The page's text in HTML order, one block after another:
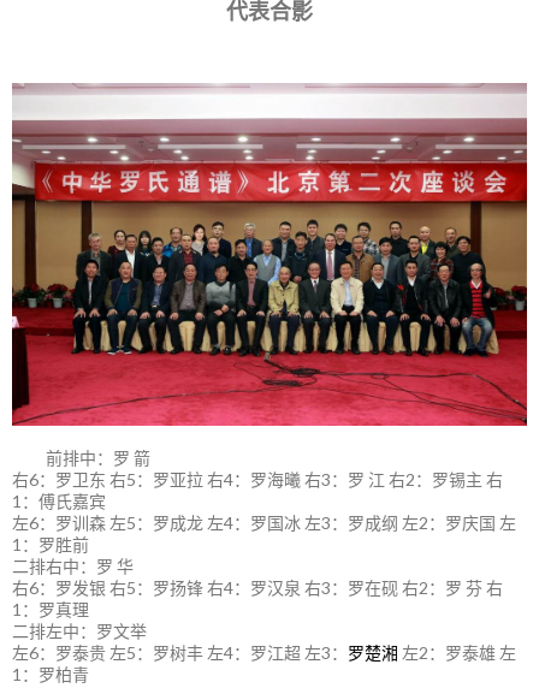
代表合影
前排中：罗 箭
右6：罗卫东 右5：罗亚拉 右4：罗海曦 右3：罗 江 右2：罗锡主 右
1：傅氏嘉宾
左6：罗训森 左5：罗成龙 左4：罗国冰 左3：罗成纲 左2：罗庆国 左
1：罗胜前
二排右中：罗 华
右6：罗发银 右5：罗扬锋 右4：罗汉泉 右3：罗在砚 右2：罗 芬 右
1：罗真理
二排左中：罗文举
左6：罗泰贵 左5：罗树丰 左4：罗江超 左3： 罗楚湘 左2：罗泰雄 左
1：罗柏青